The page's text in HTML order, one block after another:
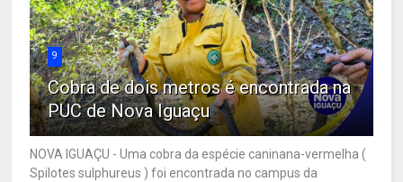
9
Cobra de dois metros é encontrada na
PUC de Nova Iguaçu
NOVA IGUAÇU - Uma cobra da espécie caninana-vermelha (
Spilotes sulphureus ) foi encontrada no campus da